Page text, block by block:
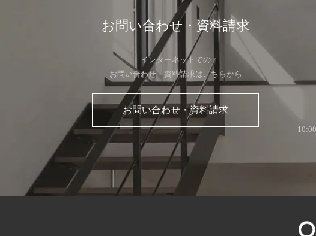
お問い合わせ・資料請求
インターネットでの
お問い合わせ・資料請求はこちらから
お問い合わせ・資料請求